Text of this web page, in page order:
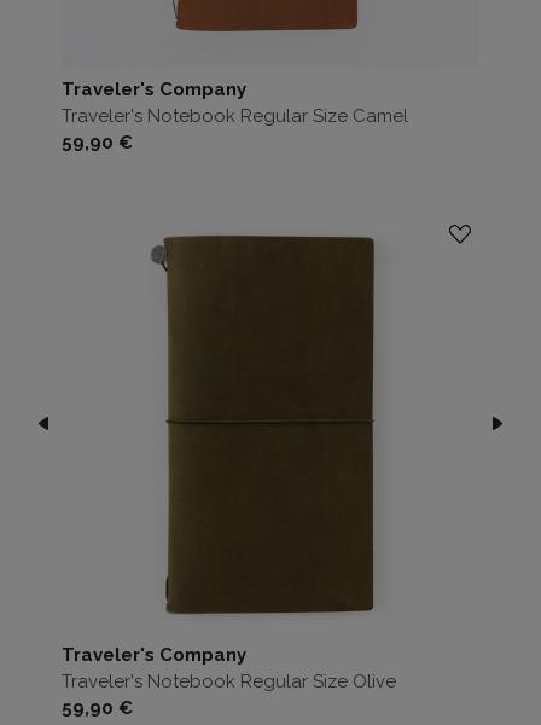
Traveler's Company
Traveler's Notebook Regular Size Camel
Prezzo
59,90 €
Traveler's Company
Traveler's Notebook Regular Size Olive
Prezzo
59,90 €